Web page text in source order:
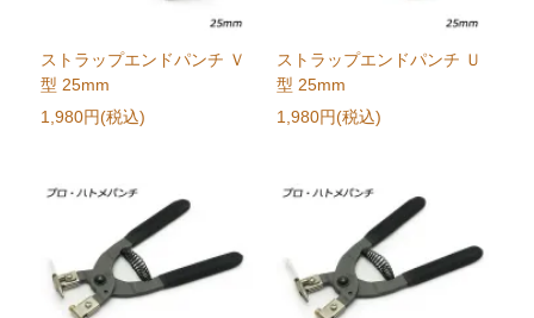
ストラップエンドパンチ Ｖ
型 25mm
1,980円(税込)
ストラップエンドパンチ Ｕ
型 25mm
1,980円(税込)